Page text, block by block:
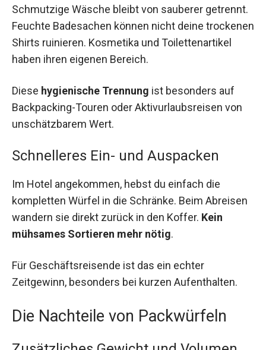
Schmutzige Wäsche bleibt von sauberer getrennt.
Feuchte Badesachen können nicht deine trockenen
Shirts ruinieren. Kosmetika und Toilettenartikel
haben ihren eigenen Bereich.
Diese hygienische Trennung ist besonders auf
Backpacking-Touren oder Aktivurlaubsreisen von
unschätzbarem Wert.
Schnelleres Ein- und Auspacken
Im Hotel angekommen, hebst du einfach die
kompletten Würfel in die Schränke. Beim Abreisen
wandern sie direkt zurück in den Koffer. Kein
mühsames Sortieren mehr nötig.
Für Geschäftsreisende ist das ein echter
Zeitgewinn, besonders bei kurzen Aufenthalten.
Die Nachteile von Packwürfeln